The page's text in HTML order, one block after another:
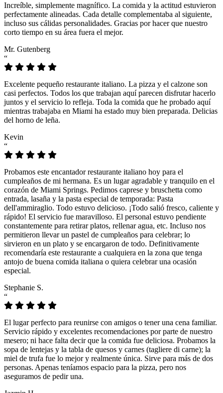
Increíble, simplemente magnífico. La comida y la actitud estuvieron
perfectamente alineadas. Cada detalle complementaba al siguiente,
incluso sus cálidas personalidades. Gracias por hacer que nuestro
corto tiempo en su área fuera el mejor.
Mr. Gutenberg
“
Excelente pequeño restaurante italiano. La pizza y el calzone son
casi perfectos. Todos los que trabajan aquí parecen disfrutar hacerlo
juntos y el servicio lo refleja. Toda la comida que he probado aquí
mientras trabajaba en Miami ha estado muy bien preparada. Delicias
del horno de leña.
Kevin
“
Probamos este encantador restaurante italiano hoy para el
cumpleaños de mi hermana. Es un lugar agradable y tranquilo en el
corazón de Miami Springs. Pedimos caprese y bruschetta como
entrada, lasaña y la pasta especial de temporada: Pasta
dell'ammiraglio. Todo estuvo delicioso. ¡Todo salió fresco, caliente y
rápido! El servicio fue maravilloso. El personal estuvo pendiente
constantemente para retirar platos, rellenar agua, etc. Incluso nos
permitieron llevar un pastel de cumpleaños para celebrar; lo
sirvieron en un plato y se encargaron de todo. Definitivamente
recomendaría este restaurante a cualquiera en la zona que tenga
antojo de buena comida italiana o quiera celebrar una ocasión
especial.
Stephanie S.
“
El lugar perfecto para reunirse con amigos o tener una cena familiar.
Servicio rápido y excelentes recomendaciones por parte de nuestro
mesero; ni hace falta decir que la comida fue deliciosa. Probamos la
sopa de lentejas y la tabla de quesos y carnes (tagliere di carne); la
miel de trufa fue lo mejor y realmente única. Sirve para más de dos
personas. Apenas teníamos espacio para la pizza, pero nos
aseguramos de pedir una.